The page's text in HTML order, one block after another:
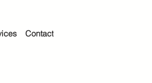
Contact